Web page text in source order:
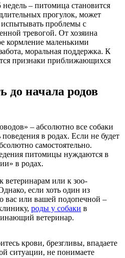
– питомица становится
прогулок, может
испытывать проблемы с
тревогой. От хозяина
кормление маленькими
моральная поддержка. К
признаки приближающихся
до начала родов
– абсолютно все собаки
в родах. Если не будет
самостоятельно.
питомицы нуждаются в
в родах.
или к зоо-
если хоть один из
вас или вашей подопечной –
роды у собаки в
ветеринар.
крови, брезгливы, впадаете
ситуации, не понимаете